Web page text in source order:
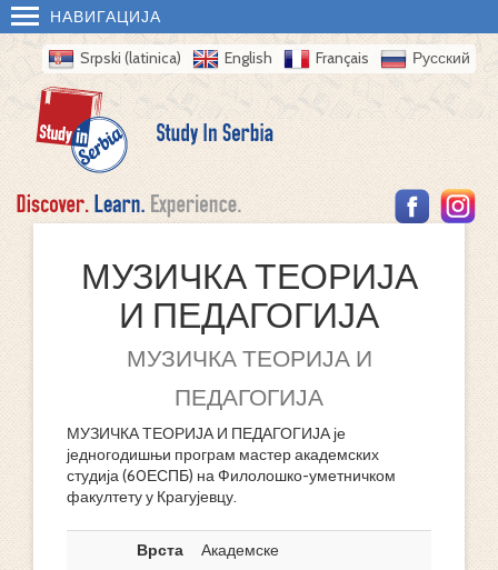
НАВИГАЦИЈА
Srpski (latinica) English Français Русский
МУЗИЧКА ТЕОРИЈА
И ПЕДАГОГИЈА
МУЗИЧКА ТЕОРИЈА И
ПЕДАГОГИЈА
МУЗИЧКА ТЕОРИЈА И ПЕДАГОГИЈА је
једногодишњи програм мастер академских
студија (60ЕСПБ) на Филолошко-уметничком
факултету у Крагујевцу.
Врста
Академске